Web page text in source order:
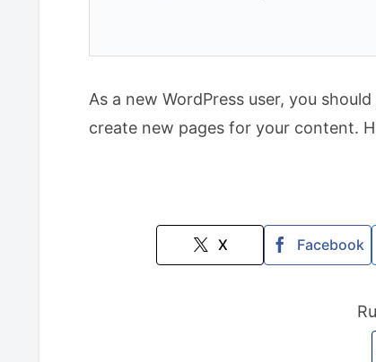
As a new WordPress user, you
create new pages for your content.
X Facebook